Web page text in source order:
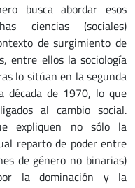
busca abordar esos
ciencias (sociales)
de surgimiento de
entre ellos la sociología
lo sitúan en la segunda
década de 1970, lo que
al cambio social.
expliquen no sólo la
reparto de poder entre
de género no binarias)
la dominación y la